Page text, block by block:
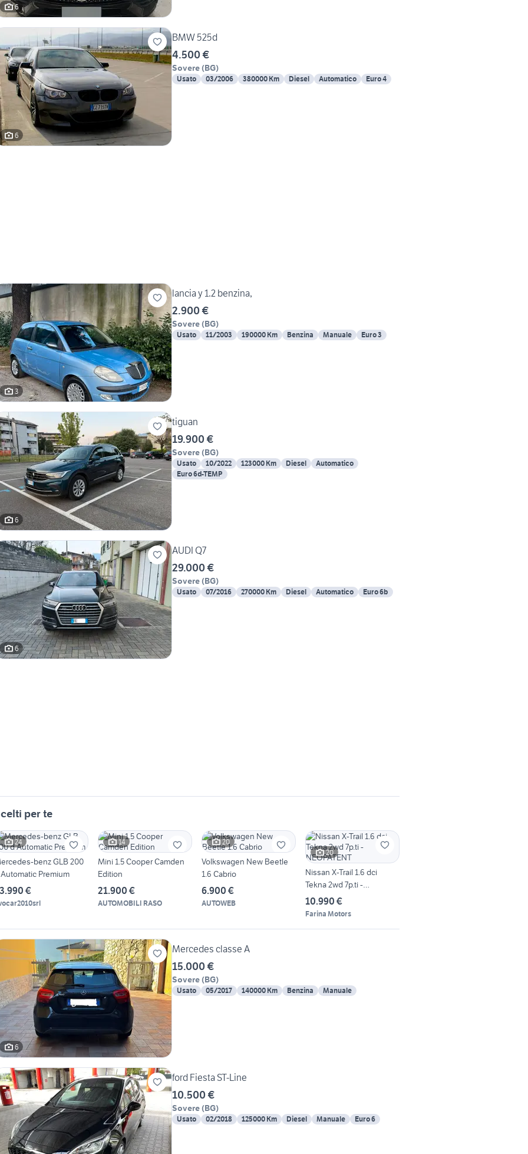
6
6
BMW 525d
4.500 €
Sovere (BG)
Usato 03/2006 380000 Km Diesel Automatico Euro 4
3
lancia y 1.2 benzina,
2.900 €
Sovere (BG)
Usato 11/2003 190000 Km Benzina Manuale Euro 3
6
tiguan
19.900 €
Sovere (BG)
Usato 10/2022 123000 Km Diesel
Automatico
Euro 6d-TEMP
6
AUDI Q7
29.000 €
Sovere (BG)
Usato 07/2016 270000 Km Diesel Automatico Euro 6b
per te
24
benz GLB 200
Premium
€
14
Mini 1.5 Cooper Camden
Edition
21.900 €
AUTOMOBILI RASO
20
Volkswagen New Beetle
1.6 Cabrio
6.900 €
AUTOWEB
20
Nissan X-Trail 1.6 dci
Tekna 2wd 7p.ti -
NEOPATENT
10.990 €
Farina Motors
6
Mercedes classe A
15.000 €
Sovere (BG)
Usato 05/2017 140000 Km Benzina Manuale
ford Fiesta ST-Line
10.500 €
Sovere (BG)
Usato 02/2018 125000 Km Diesel Manuale Euro 6